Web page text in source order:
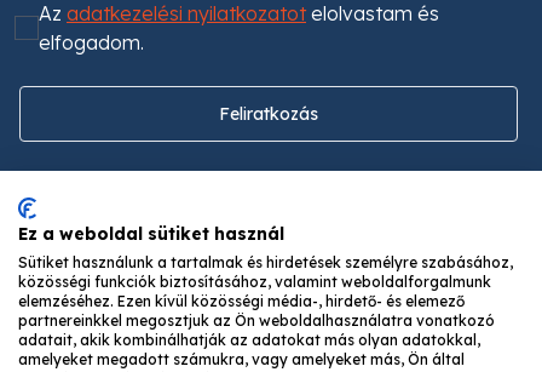
Az adatkezelési nyilatkozatotelolvastam és
elfogadom.
Feliratkozás
DUNAGÁZ GÁZIPARI OKTATÁSI ÉS MINŐSÍTŐ
Ez a weboldal sütiket használ
Sütiket használunk a tartalmak és hirdetések személyre szabásához,
közösségi funkciók biztosításához, valamint weboldalforgalmunk
elemzéséhez. Ezen kívül közösségi média-, hirdető- és elemező
partnereinkkel megosztjuk az Ön weboldalhasználatra vonatkozó
adatait, akik kombinálhatják az adatokat más olyan adatokkal,
amelyeket megadott számukra, vagy amelyeket más, Ön által